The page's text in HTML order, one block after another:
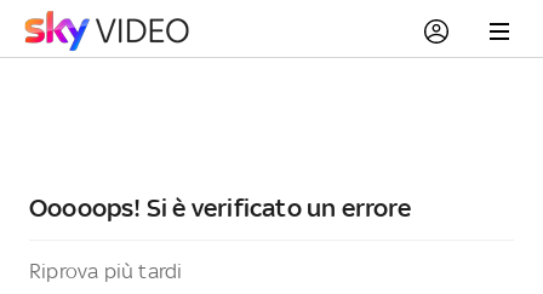
Ooooops! Si è verificato un errore
Riprova più tardi